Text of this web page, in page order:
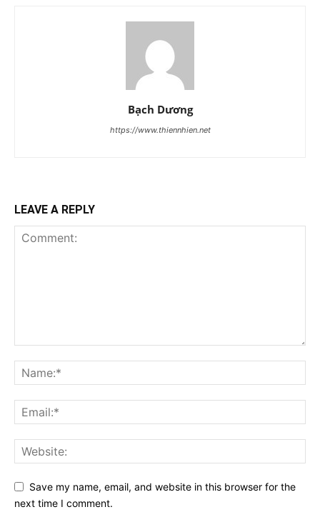
Bạch Dương
https://www.thiennhien.net
LEAVE A REPLY
Save my name, email, and website in this browser for the
next time I comment.